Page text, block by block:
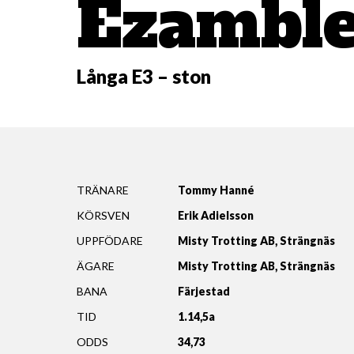
Långa E3 – ston
TRÄNARE
Tommy Hanné
KÖRSVEN
Erik Adielsson
UPPFÖDARE
Misty Trotting AB, Strängnäs
ÄGARE
Misty Trotting AB, Strängnäs
BANA
Färjestad
TID
1.14,5a
ODDS
34,73